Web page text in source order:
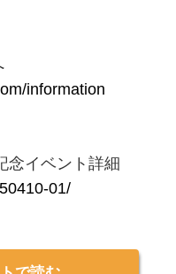
information
念イベント詳細
01/